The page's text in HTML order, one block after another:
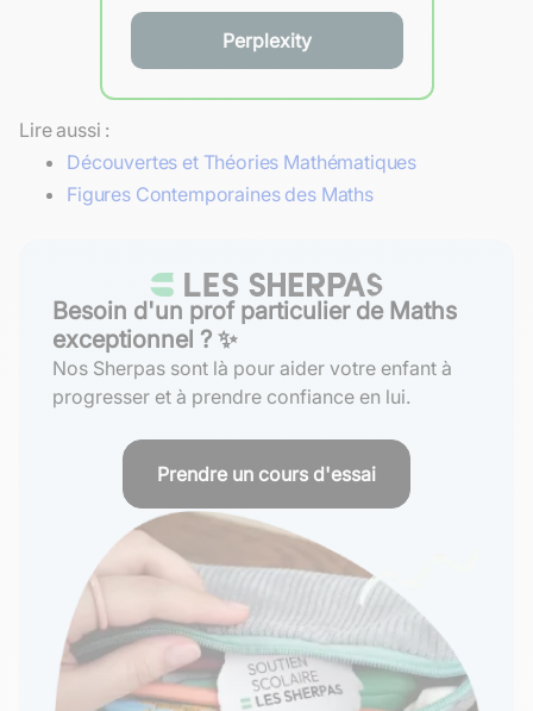
Perplexity
Lire aussi :
Découvertes et Théories Mathématiques
Figures Contemporaines des Maths
Besoin d'un prof particulier de Maths
exceptionnel ? ✨
Nos Sherpas sont là pour aider votre enfant à
progresser et à prendre confiance en lui.
Prendre un cours d'essai